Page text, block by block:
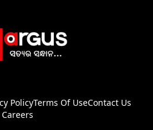
PolicyTerms Of UseContact Us
Careers